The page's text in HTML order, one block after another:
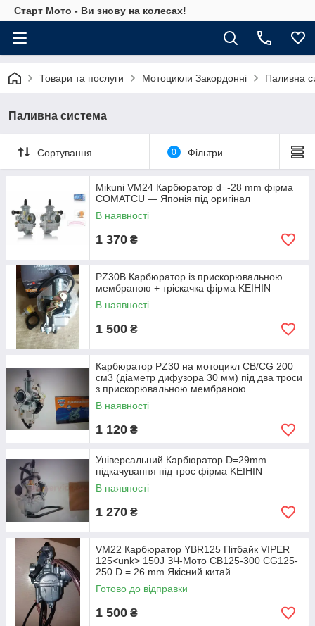
Старт Мото - Ви знову на колесах!
Товари та послуги Мотоцикли Закордонні Паливна
Паливна система
Сортування 0 Фільтри
Mikuni VM24 Карбюратор d=-28 mm фірма
COMATCU — Японія під оригінал
В наявності
1 370 ₴
PZ30B Карбюратор із прискорювальною
мембраною + тріскачка фірма KEIHIN
В наявності
1 500 ₴
Карбюратор PZ30 на мотоцикл CB/CG 200
см3 (діаметр дифузора 30 мм) під два троси
з прискорювальною мембраною
В наявності
1 120 ₴
Універсальний Карбюратор D=29mm
підкачування під трос фірма KEIHIN
В наявності
1 270 ₴
VM22 Карбюратор YBR125 Пітбайк VIPER
125<unk> 150J ЗЧ-Мото CB125-300 CG125-
250 D = 26 mm Якісний китай
Готово до відправки
1 500 ₴